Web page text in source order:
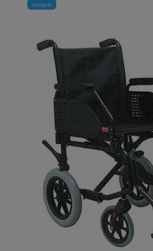
Comprar